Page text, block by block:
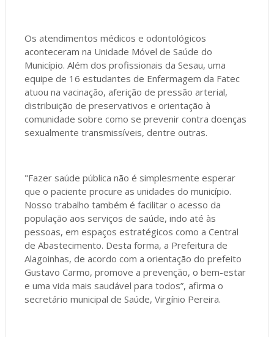
Os atendimentos médicos e odontológicos
aconteceram na Unidade Móvel de Saúde do
Município. Além dos profissionais da Sesau, uma
equipe de 16 estudantes de Enfermagem da Fatec
atuou na vacinação, aferição de pressão arterial,
distribuição de preservativos e orientação à
comunidade sobre como se prevenir contra doenças
sexualmente transmissíveis, dentre outras.
"Fazer saúde pública não é simplesmente esperar
que o paciente procure as unidades do município.
Nosso trabalho também é facilitar o acesso da
população aos serviços de saúde, indo até às
pessoas, em espaços estratégicos como a Central
de Abastecimento. Desta forma, a Prefeitura de
Alagoinhas, de acordo com a orientação do prefeito
Gustavo Carmo, promove a prevenção, o bem-estar
e uma vida mais saudável para todos”, afirma o
secretário municipal de Saúde, Virgínio Pereira.